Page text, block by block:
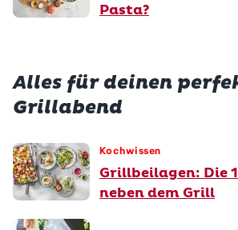
Pasta?
Alles für deinen
Grillabend
Kochwissen
Grillbeilagen: Die
neben dem Grill